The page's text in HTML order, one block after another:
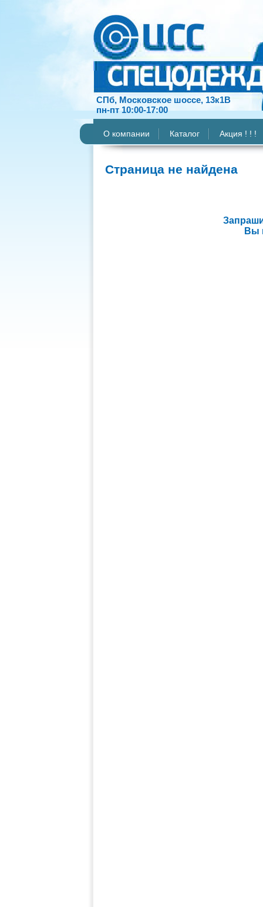
СПб, Московское шоссе, 13к1В
пн-пт 10:00-17:00
О компании Каталог Акция ! ! !
Страница не найдена
Вы